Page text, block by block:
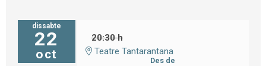
dissabte
22
oct
20:30 h
Teatre Tantarantana
Des de